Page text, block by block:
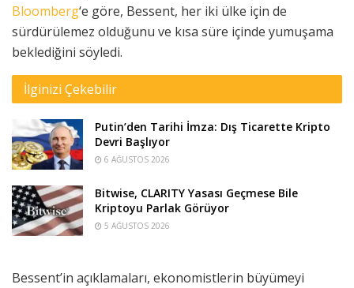
Bloomberg‘e göre, Bessent, her iki ülke için de
sürdürülemez olduğunu ve kısa süre içinde yumuşama
beklediğini söyledi.
İlginizi Çekebilir
Putin’den Tarihi İmza: Dış Ticarette Kripto
Devri Başlıyor
6 AĞUSTOS 2026
Bitwise, CLARITY Yasası Geçmese Bile
Kriptoyu Parlak Görüyor
5 AĞUSTOS 2026
Bessent’in açıklamaları, ekonomistlerin büyümeyi